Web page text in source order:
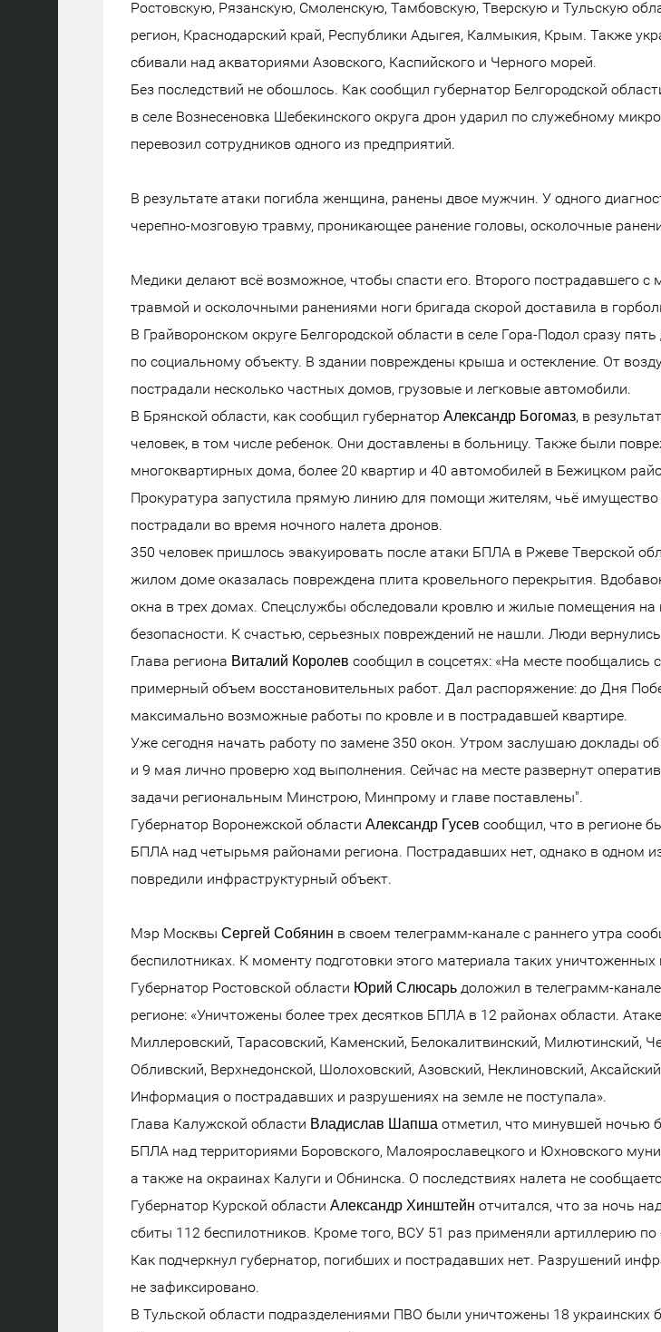
Ростовскую, Рязанскую, Смоленскую, Тамбовскую, Тверскую и Тульскую
регион, Краснодарский край, Республики Адыгея, Калмыкия, Крым. Также
сбивали над акваториями Азовского, Каспийского и Черного морей.
Без последствий не обошлось. Как сообщил губернатор Белгородской
в селе Вознесеновка Шебекинского округа дрон ударил по служебному
перевозил сотрудников одного из предприятий.
В результате атаки погибла женщина, ранены двое мужчин. У одного
черепно-мозговую травму, проникающее ранение головы, осколочные
Медики делают всё возможное, чтобы спасти его. Второго пострадавшего с
травмой и осколочными ранениями ноги бригада скорой доставила в
В Грайворонском округе Белгородской области в селе Гора-Подол сразу
по социальному объекту. В здании повреждены крыша и остекление. От
пострадали несколько частных домов, грузовые и легковые автомобили.
В Брянской области, как сообщил губернатор Александр Богомаз, в
человек, в том числе ребенок. Они доставлены в больницу. Также были
многоквартирных дома, более 20 квартир и 40 автомобилей в Бежицком
Прокуратура запустила прямую линию для помощи жителям, чьё имущество
пострадали во время ночного налета дронов.
350 человек пришлось эвакуировать после атаки БПЛА в Ржеве Тверской
жилом доме оказалась повреждена плита кровельного перекрытия.
окна в трех домах. Спецслужбы обследовали кровлю и жилые помещения на
безопасности. К счастью, серьезных повреждений не нашли. Люди
Глава региона Виталий Королев сообщил в соцсетях: «На месте пообщались
примерный объем восстановительных работ. Дал распоряжение: до Дня
максимально возможные работы по кровле и в пострадавшей квартире.
Уже сегодня начать работу по замене 350 окон. Утром заслушаю доклады
и 9 мая лично проверю ход выполнения. Сейчас на месте развернут
задачи региональным Минстрою, Минпрому и главе поставлены".
Губернатор Воронежской области Александр Гусев сообщил, что в регионе
БПЛА над четырьмя районами региона. Пострадавших нет, однако в одном
повредили инфраструктурный объект.
Мэр Москвы Сергей Собянин в своем телеграмм-канале с раннего утра
беспилотниках. К моменту подготовки этого материала таких уничтоженных
Губернатор Ростовской области Юрий Слюсарь доложил в телеграмм-
регионе: «Уничтожены более трех десятков БПЛА в 12 районах области.
Миллеровский, Тарасовский, Каменский, Белокалитвинский, Милютинский,
Обливский, Верхнедонской, Шолоховский, Азовский, Неклиновский,
Информация о пострадавших и разрушениях на земле не поступала».
Глава Калужской области Владислав Шапша отметил, что минувшей ночью
БПЛА над территориями Боровского, Малоярославецкого и Юхновского
а также на окраинах Калуги и Обнинска. О последствиях налета не
Губернатор Курской области Александр Хинштейн отчитался, что за ночь
сбиты 112 беспилотников. Кроме того, ВСУ 51 раз применяли артиллерию
Как подчеркнул губернатор, погибших и пострадавших нет. Разрушений
не зафиксировано.
В Тульской области подразделениями ПВО были уничтожены 18 украинских